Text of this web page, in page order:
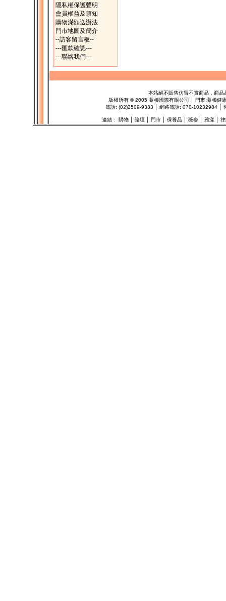
隱私權保護聲明
會員權益及須知
購物滿額送辦法
門市地圖及簡介
--訪客留言板--
---匯款確認---
---聯絡我們---
本站絕不販售仿冒不實商品，商
版權所有 ©2005 蓁榛國際有限公司 │ 門市:蓁榛健
電話: (02)2509-9333 │ 網路電話: 070-10232984 │
連結： 購物│ 論壇│ 門市│ 保養品│ 薇姿│ 雅漾